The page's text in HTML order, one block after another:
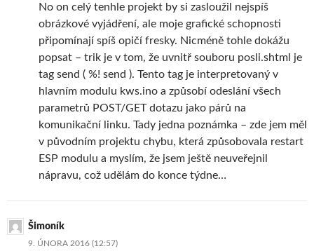
No on celý tenhle projekt by si zasloužil nejspíš
obrázkové vyjádření, ale moje grafické schopnosti
připomínají spíš opičí fresky. Nicméně tohle dokážu
popsat – trik je v tom, že uvnitř souboru posli.shtml je
tag send ( %! send ). Tento tag je interpretovaný v
hlavním modulu kws.ino a způsobí odeslání všech
parametrů POST/GET dotazu jako párů na
komunikační linku. Tady jedna poznámka – zde jem měl
v původním projektu chybu, která způsobovala restart
ESP modulu a myslím, že jsem ještě neuveřejnil
nápravu, což udělám do konce týdne…
Šimoník
9. ÚNORA 2016 (12:57)